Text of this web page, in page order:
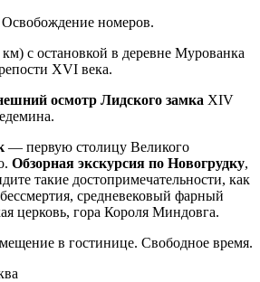
номеров.
с остановкой в деревне Мурованка
XVI века.
осмотр Лидского замка XIV
— первую столицу Великого
Обзорная экскурсия по Новогрудку,
такие достопримечательности, как
средневековый фарный
церковь, гора Короля Миндовга.
в гостинице. Свободное время.